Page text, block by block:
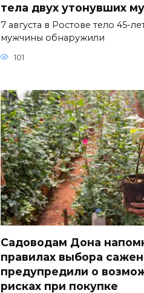
тела двух утонувших
7 августа в Ростове тело 45-
мужчины обнаружили
101
Садоводам Дона
правилах выбора
предупредили о
рисках при покупке